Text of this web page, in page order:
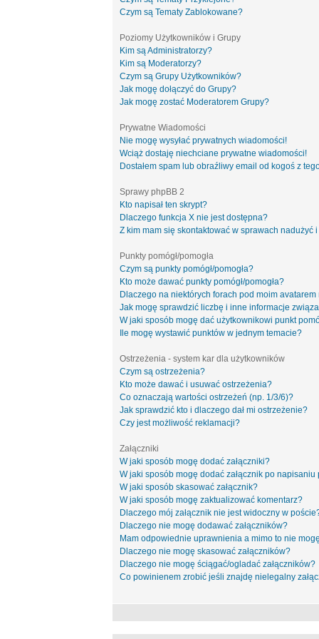
Czym są Tematy Zablokowane?
Poziomy Użytkowników i Grupy
Kim są Administratorzy?
Kim są Moderatorzy?
Czym są Grupy Użytkowników?
Jak mogę dołączyć do Grupy?
Jak mogę zostać Moderatorem Grupy?
Prywatne Wiadomości
Nie mogę wysyłać prywatnych wiadomości!
Wciąż dostaję niechciane prywatne wiadomości!
Dostałem spam lub obraźliwy email od kogoś z
Sprawy phpBB 2
Kto napisał ten skrypt?
Dlaczego funkcja X nie jest dostępna?
Z kim mam się skontaktować w sprawach nadużyć
Punkty pomógł/pomogła
Czym są punkty pomógł/pomogła?
Kto może dawać punkty pomógł/pomogła?
Dlaczego na niektórych forach pod moim
Jak mogę sprawdzić liczbę i inne informacje
W jaki sposób mogę dać użytkownikowi punkt
Ile mogę wystawić punktów w jednym temacie?
Ostrzeżenia - system kar dla użytkowników
Czym są ostrzeżenia?
Kto może dawać i usuwać ostrzeżenia?
Co oznaczają wartości ostrzeżeń (np. 1/3/6)?
Jak sprawdzić kto i dlaczego dał mi ostrzeżenie?
Czy jest możliwość reklamacji?
Załączniki
W jaki sposób mogę dodać załączniki?
W jaki sposób mogę dodać załącznik po napisaniu
W jaki sposób skasować załącznik?
W jaki sposób mogę zaktualizować komentarz?
Dlaczego mój załącznik nie jest widoczny w
Dlaczego nie mogę dodawać załączników?
Mam odpowiednie uprawnienia a mimo to nie
Dlaczego nie mogę skasować załączników?
Dlaczego nie mogę ściągać/ogladać załączników?
Co powinienem zrobić jeśli znajdę nielegalny